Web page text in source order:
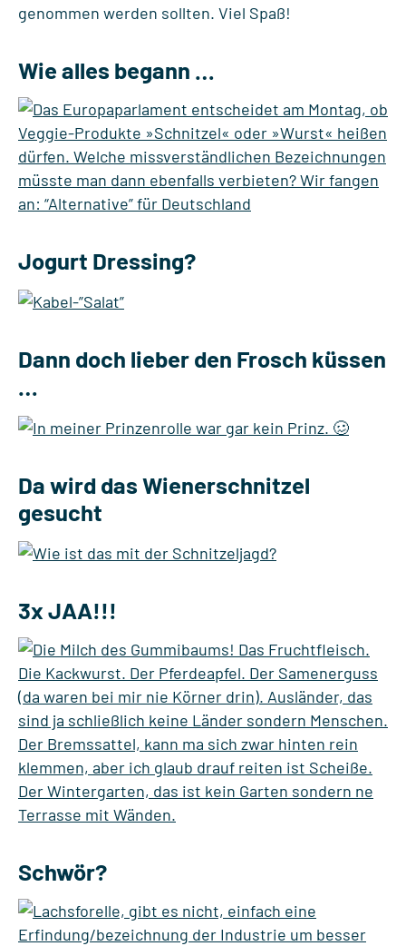
genommen werden sollten. Viel Spaß!
Wie alles begann …
Jogurt Dressing?
Dann doch lieber den Frosch küssen
…
Da wird das Wienerschnitzel
gesucht
3x JAA!!!
Schwör?